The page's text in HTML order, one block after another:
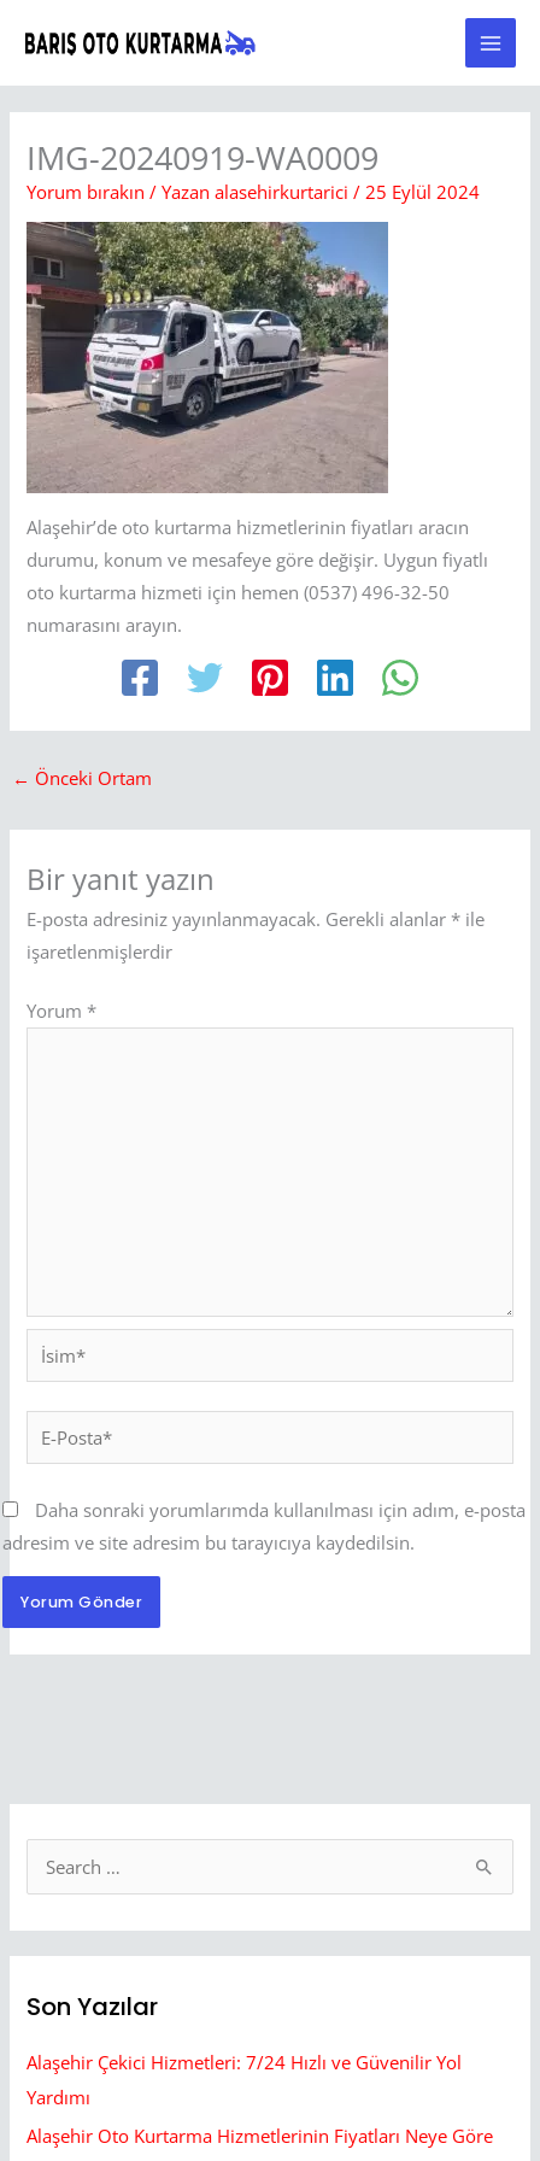
atla
IMG-20240919-WA0009
Yorum bırakın / Yazan alasehirkurtarici/ 25 Eylül 2024
Alaşehir’de oto kurtarma hizmetlerinin fiyatları aracın
durumu, konum ve mesafeye göre değişir. Uygun fiyatlı
oto kurtarma hizmeti için hemen (0537) 496-32-50
numarasını arayın.
← Önceki Ortam
Bir yanıt yazın
E-posta adresiniz yayınlanmayacak. Gerekli alanlar * ile
işaretlenmişlerdir
Yorum *
İsim*
Posta*
Daha sonraki yorumlarımda kullanılması için adım, e-posta
adresim ve site adresim bu tarayıcıya kaydedilsin.
c
r
Son Yazılar
Alaşehir Çekici Hizmetleri: 7/24 Hızlı ve Güvenilir Yol
Yardımı
Alaşehir Oto Kurtarma Hizmetlerinin Fiyatları Neye Göre